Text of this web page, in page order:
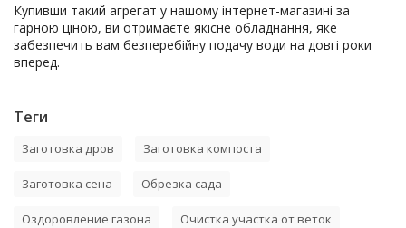
Купивши такий агрегат у нашому інтернет-магазині за
гарною ціною, ви отримаєте якісне обладнання, яке
забезпечить вам безперебійну подачу води на довгі роки
вперед.
Теги
Заготовка дров Заготовка компоста
Заготовка сена Обрезка сада
Оздоровление газона Очистка участка от веток